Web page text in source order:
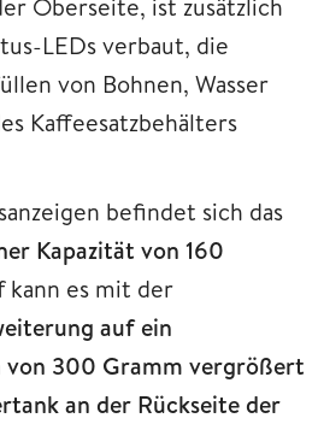
Oberseite, ist zusätzlich
LEDs verbaut, die
von Bohnen, Wasser
Kaffeesatzbehälters
befindet sich das
Kapazität von 160
kann es mit der
auf ein
von 300 Gramm vergrößert
an der Rückseite der